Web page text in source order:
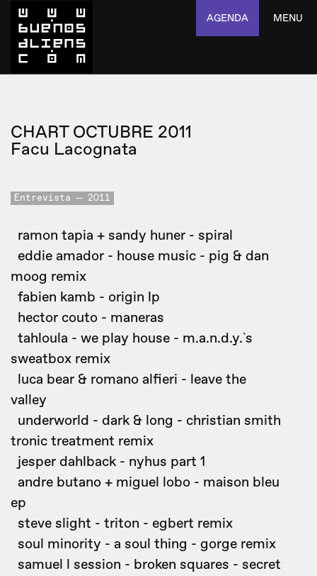
AGENDA MENU
CHART OCTUBRE 2011
Facu Lacognata
Entrevista 2011
ramon tapia + sandy huner - spiral
eddie amador - house music - pig & dan
moog remix
fabien kamb - origin lp
hector couto - maneras
tahloula - we play house - m.a.n.d.y.`s
sweatbox remix
luca bear & romano alfieri - leave the
valley
underworld - dark & long - christian smith
tronic treatment remix
jesper dahlback - nyhus part 1
andre butano + miguel lobo - maison bleu
ep
steve slight - triton - egbert remix
soul minority - a soul thing - gorge remix
samuel l session - broken squares - secret